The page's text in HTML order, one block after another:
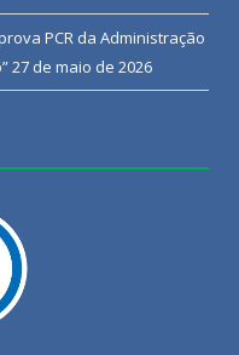
PCR da Administração
27 de maio de 2026